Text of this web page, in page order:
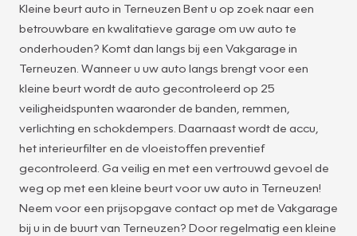
Kleine beurt auto in Terneuzen Bent u op zoek naar een
betrouwbare en kwalitatieve garage om uw auto te
onderhouden? Komt dan langs bij een Vakgarage in
Terneuzen. Wanneer u uw auto langs brengt voor een
kleine beurt wordt de auto gecontroleerd op 25
veiligheidspunten waaronder de banden, remmen,
verlichting en schokdempers. Daarnaast wordt de accu,
het interieurfilter en de vloeistoffen preventief
gecontroleerd. Ga veilig en met een vertrouwd gevoel de
weg op met een kleine beurt voor uw auto in Terneuzen!
Neem voor een prijsopgave contact op met de Vakgarage
bij u in de buurt van Terneuzen? Door regelmatig een kleine